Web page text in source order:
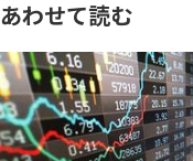
あわせて読む